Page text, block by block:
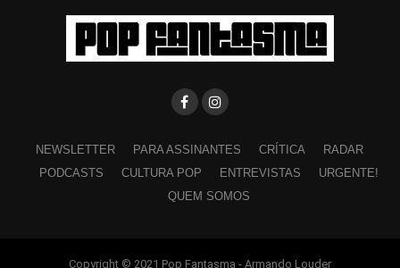
NEWSLETTER PARA ASSINANTES CRÍTICA
RADAR
PODCASTS
CULTURA POP ENTREVISTAS
URGENTE!
QUEM SOMOS
Copyright © 2021 Pop Fantasma - Armando Louder